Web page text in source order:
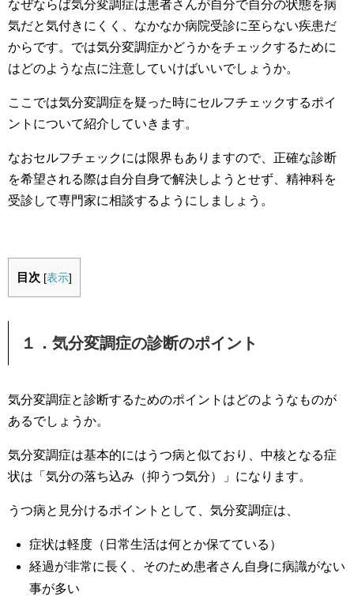
なぜならば気分変調症は患者さんが自分で自分の状態を病
気だと気付きにくく、なかなか病院受診に至らない疾患だ
からです。では気分変調症かどうかをチェックするために
はどのような点に注意していけばいいでしょうか。
ここでは気分変調症を疑った時にセルフチェックするポイ
ントについて紹介していきます。
なおセルフチェックには限界もありますので、正確な診断
を希望される際は自分自身で解決しようとせず、精神科を
受診して専門家に相談するようにしましょう。
目次 [表示]
１．気分変調症の診断のポイント
気分変調症と診断するためのポイントはどのようなものが
あるでしょうか。
気分変調症は基本的にはうつ病と似ており、中核となる症
状は「気分の落ち込み（抑うつ気分）」になります。
うつ病と見分けるポイントとして、気分変調症は、
症状は軽度（日常生活は何とか保てている）
経過が非常に長く、そのため患者さん自身に病識がない
事が多い